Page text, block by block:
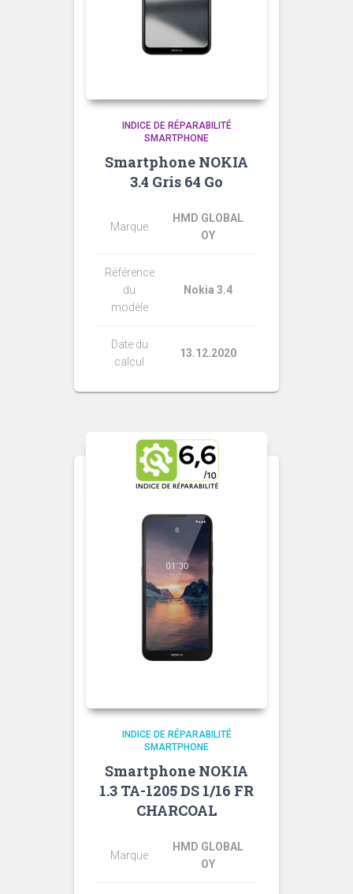
INDICE DE RÉPARABILITÉ
SMARTPHONE
Smartphone NOKIA
3.4 Gris 64 Go
Marque
HMD GLOBAL
OY
Référence
du
modèle
Nokia 3.4
Date du
calcul
13.12.2020
INDICE DE RÉPARABILITÉ
SMARTPHONE
Smartphone NOKIA
1.3 TA-1205 DS 1/16 FR
CHARCOAL
Marque
HMD GLOBAL
OY